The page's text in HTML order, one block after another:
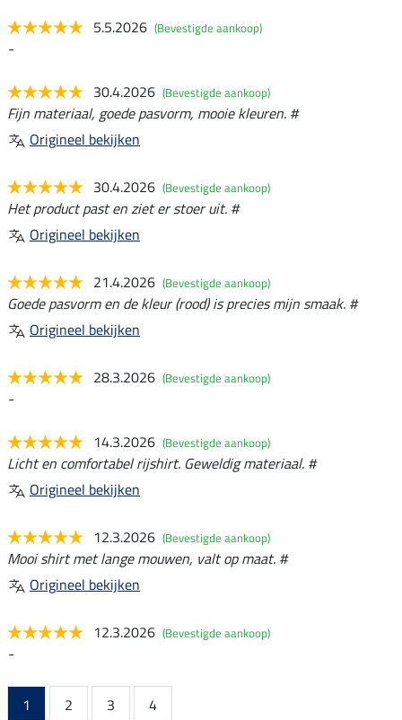
5.5.2026 (Bevestigde aankoop)
-
30.4.2026 (Bevestigde aankoop)
Fijn materiaal, goede pasvorm, mooie kleuren. #
Origineel bekijken
30.4.2026 (Bevestigde aankoop)
Het product past en ziet er stoer uit. #
Origineel bekijken
21.4.2026 (Bevestigde aankoop)
Goede pasvorm en de kleur (rood) is precies mijn smaak. #
Origineel bekijken
28.3.2026 (Bevestigde aankoop)
-
14.3.2026 (Bevestigde aankoop)
Licht en comfortabel rijshirt. Geweldig materiaal. #
Origineel bekijken
12.3.2026 (Bevestigde aankoop)
Mooi shirt met lange mouwen, valt op maat. #
Origineel bekijken
12.3.2026 (Bevestigde aankoop)
-
1 2 3
4